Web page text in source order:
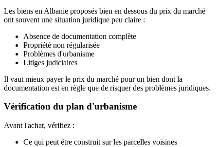
Les biens en Albanie proposés bien en dessous du prix du marché
ont souvent une situation juridique peu claire :
Absence de documentation complète
Propriété non régularisée
Problèmes d'urbanisme
Litiges judiciaires
Il vaut mieux payer le prix du marché pour un bien dont la
documentation est en règle que de risquer des problèmes juridiques.
Vérification du plan d'urbanisme
Avant l'achat, vérifiez :
Ce qui peut être construit sur les parcelles voisines